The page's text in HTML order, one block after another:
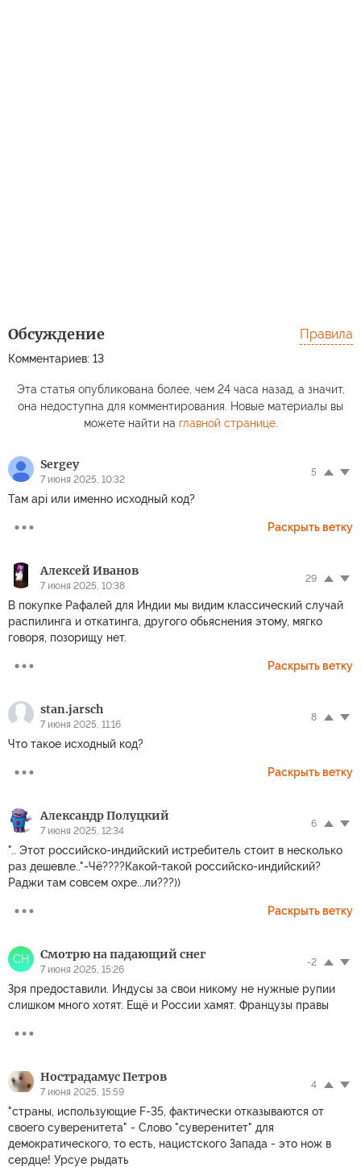
Обсуждение
Комментариев: 13
Правила
Эта статья опубликована более, чем 24 часа назад, а значит,
она недоступна для комментирования. Новые материалы вы
можете найти на главной странице.
Sergey
7 июня 2025, 10:32
5
Там api или именно исходный код?
Раскрыть ветку
Алексей Иванов
7 июня 2025, 10:38
29
В покупке Рафалей для Индии мы видим классический случай
распилинга и откатинга, другого обьяснения этому, мягко
говоря, позорищу нет.
Раскрыть ветку
stan.jarsch
7 июня 2025, 11:16
8
Что такое исходный код?
Раскрыть ветку
Александр Полуцкий
7 июня 2025, 12:34
6
".. Этот российско-индийский истребитель стоит в несколько
раз дешевле.."-Чё????Какой-такой российско-индийский?
Раджи там совсем охре...ли???))
Раскрыть ветку
СН Смотрю на падающий снег
7 июня 2025, 15:26
-2
Зря предоставили. Индусы за свои никому не нужные рупии
слишком много хотят. Ещё и России хамят. Французы правы
Нострадамус Петров
7 июня 2025, 15:59
4
"страны, использующие F-35, фактически отказываются от
своего суверенитета" - Слово "суверенитет" для
демократического, то есть, нацистского Запада - это нож в
сердце! Урсуе рыдать